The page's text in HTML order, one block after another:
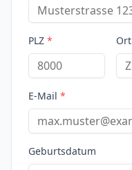
PLZ * Ort
E-Mail *
Geburtsdatum